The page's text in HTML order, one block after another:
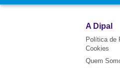
A Dipal
Política de
Cookies
Quem